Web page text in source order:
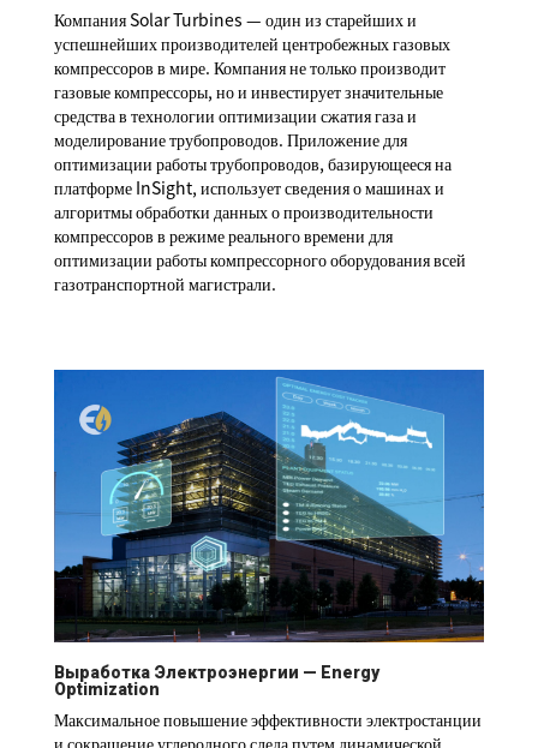
Компания Solar Turbines — один из старейших и
успешнейших производителей центробежных газовых
компрессоров в мире. Компания не только производит
газовые компрессоры, но и инвестирует значительные
средства в технологии оптимизации сжатия газа и
моделирование трубопроводов. Приложение для
оптимизации работы трубопроводов, базирующееся на
платформе InSight, использует сведения о машинах и
алгоритмы обработки данных о производительности
компрессоров в режиме реального времени для
оптимизации работы компрессорного оборудования всей
газотранспортной магистрали.
Выработка Электроэнергии — Energy
Optimization
Максимальное повышение эффективности электростанции
и сокращение углеродного следа путем динамической